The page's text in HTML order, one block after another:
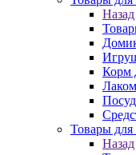
Назад
Корм
Товары
Назад